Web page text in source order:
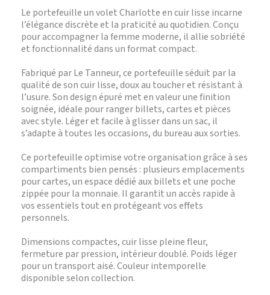
Le portefeuille un volet Charlotte en cuir lisse incarne
l’élégance discrète et la praticité au quotidien. Conçu
pour accompagner la femme moderne, il allie sobriété
et fonctionnalité dans un format compact.
Fabriqué par Le Tanneur, ce portefeuille séduit par la
qualité de son cuir lisse, doux au toucher et résistant à
l’usure. Son design épuré met en valeur une finition
soignée, idéale pour ranger billets, cartes et pièces
avec style. Léger et facile à glisser dans un sac, il
s’adapte à toutes les occasions, du bureau aux sorties.
Ce portefeuille optimise votre organisation grâce à ses
compartiments bien pensés : plusieurs emplacements
pour cartes, un espace dédié aux billets et une poche
zippée pour la monnaie. Il garantit un accès rapide à
vos essentiels tout en protégeant vos effets
personnels.
Dimensions compactes, cuir lisse pleine fleur,
fermeture par pression, intérieur doublé. Poids léger
pour un transport aisé. Couleur intemporelle
disponible selon collection.